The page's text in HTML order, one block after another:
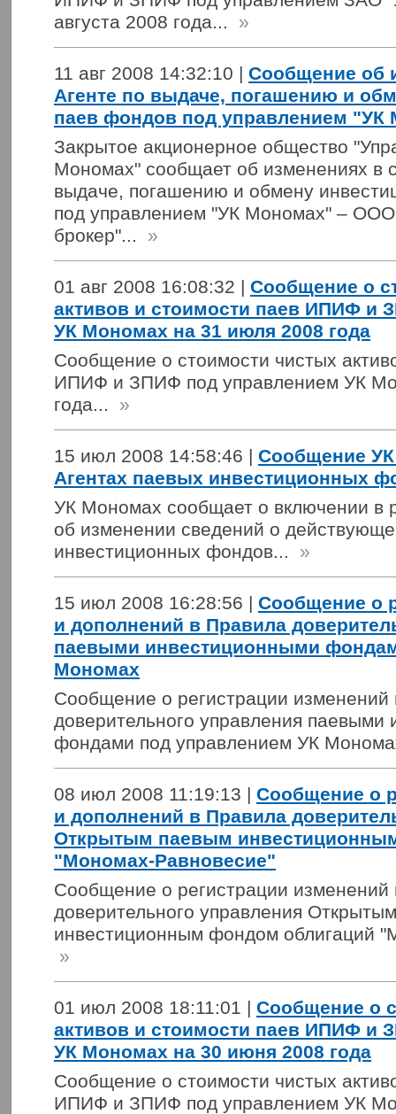
августа 2008 года...
»
11 авг 2008 14:32:10 | Сообщение об
Агенте по выдаче, погашению и
паев фондов под управлением "УК
Закрытое акционерное общество
Мономах" сообщает об изменениях в
выдаче, погашению и обмену
под управлением "УК Мономах" –
брокер"...
»
01 авг 2008 16:08:32 | Сообщение о
активов и стоимости паев ИПИФ и
УК Мономах на 31 июля 2008 года
Сообщение о стоимости чистых
ИПИФ и ЗПИФ под управлением УК
года...
»
15 июл 2008 14:58:46 | Сообщение
Агентах паевых инвестиционных
УК Мономах сообщает о включении в
об изменении сведений о
инвестиционных фондов...
»
15 июл 2008 16:28:56 | Сообщение о
и дополнений в Правила
паевыми инвестиционными
Мономах
Сообщение о регистрации
доверительного управления паевыми
фондами под управлением УК
08 июл 2008 11:19:13 | Сообщение о
и дополнений в Правила
Открытым паевым
"Мономах-Равновесие"
Сообщение о регистрации
доверительного управления
инвестиционным фондом облигаций
»
01 июл 2008 18:11:01 | Сообщение о
активов и стоимости паев ИПИФ и
УК Мономах на 30 июня 2008 года
Сообщение о стоимости чистых
ИПИФ и ЗПИФ под управлением УК